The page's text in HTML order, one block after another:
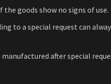
goods show no signs of use.
to a special request can
after special